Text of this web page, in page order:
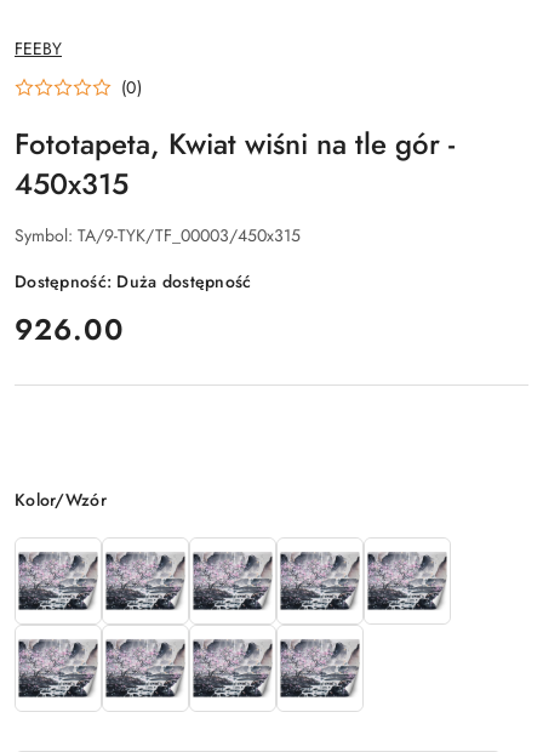
NAZWA
PRODUCENTA:
FEEBY
(0)
Fototapeta, Kwiat wiśni na tle gór -
450x315
Symbol: TA/9-TYK/TF_00003/450x315
Dostępność: Duża dostępność
cena:
926.00
Wariant
Kolor/Wzór